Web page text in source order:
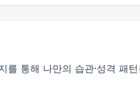
통해 나만의 습관·성격 패